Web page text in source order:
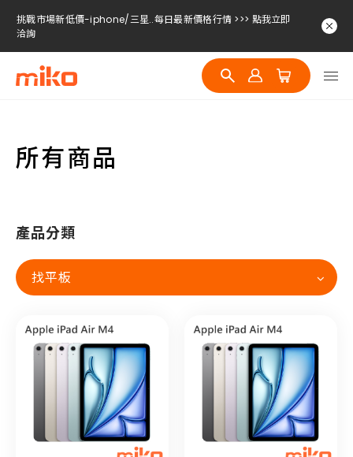
挑戰市場新低價-iphone/三星..每日最新價格行情 >>> 點我立即
洽詢
挑戰市場新低價-iphone/三星..每日最新價格行情 >>> 點我立即
洽詢
挑戰市場新低價-iphone/三星..每日最新價格行情 >>> 點我立即
所有商品
產品分類
找平板